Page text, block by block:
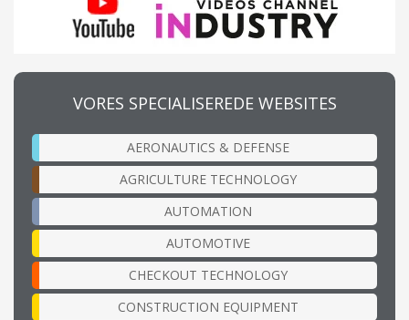
VORES SPECIALISEREDE WEBSITES
AERONAUTICS & DEFENSE
AGRICULTURE TECHNOLOGY
AUTOMATION
AUTOMOTIVE
CHECKOUT TECHNOLOGY
CONSTRUCTION EQUIPMENT